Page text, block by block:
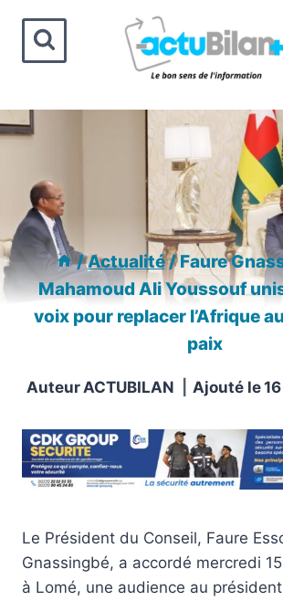
contenu
/Actualité/ Faure
Mahamoud Ali Youssouf
voix pour replacer l’Afrique
paix
Auteur ACTUBILAN Ajouté le
Le Président du Conseil, Faure
Gnassingbé, a accordé mercredi
à Lomé, une audience au